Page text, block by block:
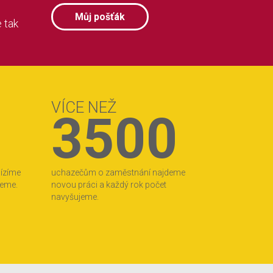
tak
Můj pošťák
VÍCE NEŽ
3500
uchazečům o zaměstnání najdeme
novou práci a každý rok počet
navyšujeme.